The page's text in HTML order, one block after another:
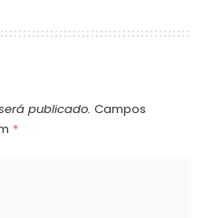
publicado. Campos
*